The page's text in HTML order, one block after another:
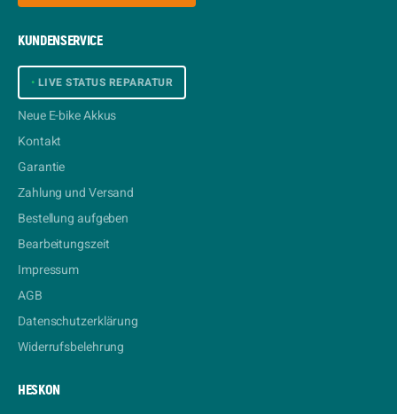
KUNDENSERVICE
• LIVE STATUS REPARATUR
Neue E-bike Akkus
Kontakt
Garantie
Zahlung und Versand
Bestellung aufgeben
Bearbeitungszeit
Impressum
AGB
Datenschutzerklärung
Widerrufsbelehrung
HESKON